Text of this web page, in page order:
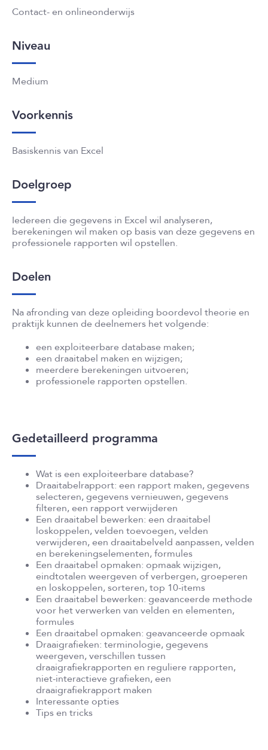
Contact- en onlineonderwijs
Niveau
Medium
Voorkennis
Basiskennis van Excel
Doelgroep
Iedereen die gegevens in Excel wil analyseren,
berekeningen wil maken op basis van deze gegevens en
professionele rapporten wil opstellen.
Doelen
Na afronding van deze opleiding boordevol theorie en
praktijk kunnen de deelnemers het volgende:
een exploiteerbare database maken;
een draaitabel maken en wijzigen;
meerdere berekeningen uitvoeren;
professionele rapporten opstellen.
Gedetailleerd programma
Wat is een exploiteerbare database?
Draaitabelrapport: een rapport maken, gegevens
selecteren, gegevens vernieuwen, gegevens
filteren, een rapport verwijderen
Een draaitabel bewerken: een draaitabel
loskoppelen, velden toevoegen, velden
verwijderen, een draaitabelveld aanpassen, velden
en berekeningselementen, formules
Een draaitabel opmaken: opmaak wijzigen,
eindtotalen weergeven of verbergen, groeperen
en loskoppelen, sorteren, top 10-items
Een draaitabel bewerken: geavanceerde methode
voor het verwerken van velden en elementen,
formules
Een draaitabel opmaken: geavanceerde opmaak
Draaigrafieken: terminologie, gegevens
weergeven, verschillen tussen
draaigrafiekrapporten en reguliere rapporten,
niet-interactieve grafieken, een
draaigrafiekrapport maken
Interessante opties
Tips en tricks